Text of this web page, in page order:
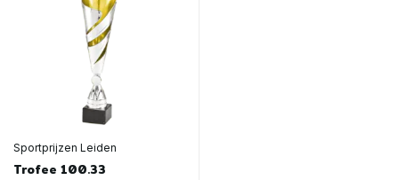
Sportprijzen Leiden
Trofee 100.33